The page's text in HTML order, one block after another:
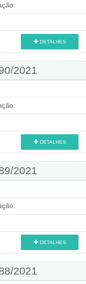
DETALHES
2021
DETALHES
2021
DETALHES
2021